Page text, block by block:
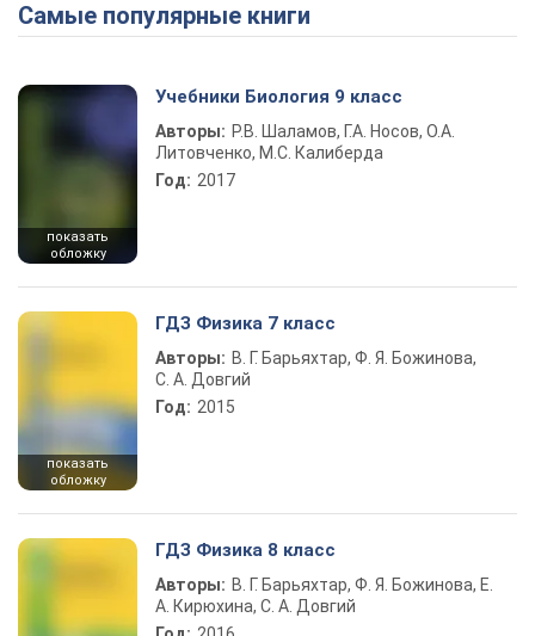
Самые популярные книги
показать
обложку
Учебники Биология 9 класс
Авторы: Р.В. Шаламов, Г.А. Носов, О.А.
Литовченко, М.С. Калиберда
Год: 2017
показать
обложку
ГДЗ Физика 7 класс
Авторы: В. Г. Барьяхтар, Ф. Я. Божинова,
С. А. Довгий
Год: 2015
ГДЗ Физика 8 класс
Авторы: В. Г. Барьяхтар, Ф. Я. Божинова, Е.
А. Кирюхина, С. А. Довгий